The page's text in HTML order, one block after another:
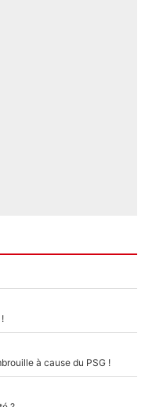
à cause du PSG !